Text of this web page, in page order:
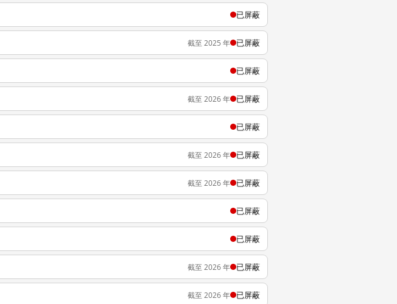
已屏蔽
截至 2025 年 已屏蔽
已屏蔽
截至 2026 年 已屏蔽
已屏蔽
截至 2026 年 已屏蔽
截至 2026 年 已屏蔽
已屏蔽
已屏蔽
截至 2026 年 已屏蔽
截至 2026 年 已屏蔽